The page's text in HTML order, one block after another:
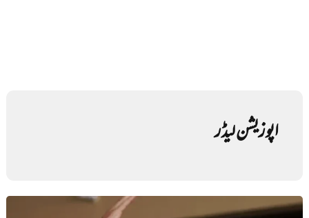
اپوزیشن لیڈر